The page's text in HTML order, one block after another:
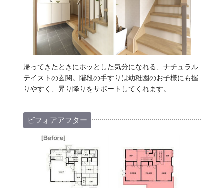
帰ってきたときにホッとした気分になれる、ナチュラル
テイストの玄関。階段の手すりは幼稚園のお子様にも握
りやすく、昇り降りをサポートしてくれます。
ビフォアアフター